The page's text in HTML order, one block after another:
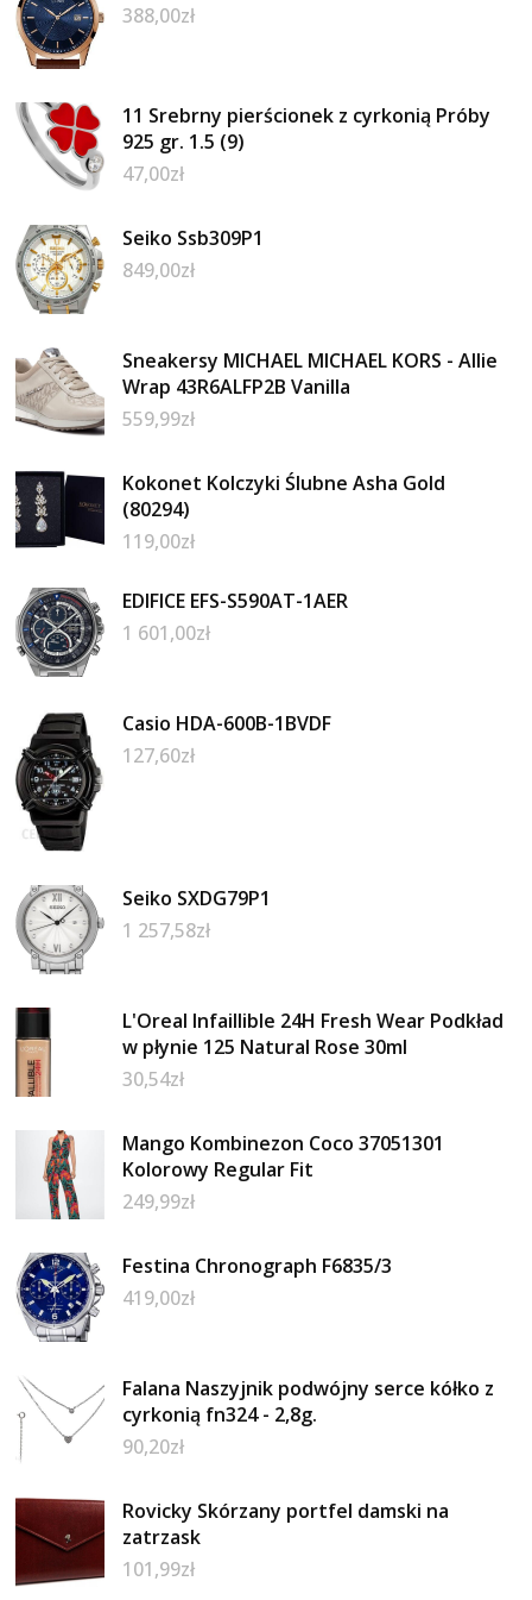
388,00zł
11 Srebrny pierścionek z cyrkonią Próby
925 gr. 1.5 (9)
47,00zł
Seiko Ssb309P1
849,00zł
Sneakersy MICHAEL MICHAEL KORS - Allie
Wrap 43R6ALFP2B Vanilla
559,99zł
Kokonet Kolczyki Ślubne Asha Gold
(80294)
119,00zł
EDIFICE EFS-S590AT-1AER
1 601,00zł
Casio HDA-600B-1BVDF
127,60zł
Seiko SXDG79P1
1 257,58zł
L'Oreal Infaillible 24H Fresh Wear Podkład
w płynie 125 Natural Rose 30ml
30,54zł
Mango Kombinezon Coco 37051301
Kolorowy Regular Fit
249,99zł
Festina Chronograph F6835/3
419,00zł
Falana Naszyjnik podwójny serce kółko z
cyrkonią fn324 - 2,8g.
90,20zł
Rovicky Skórzany portfel damski na
zatrzask
101,99zł